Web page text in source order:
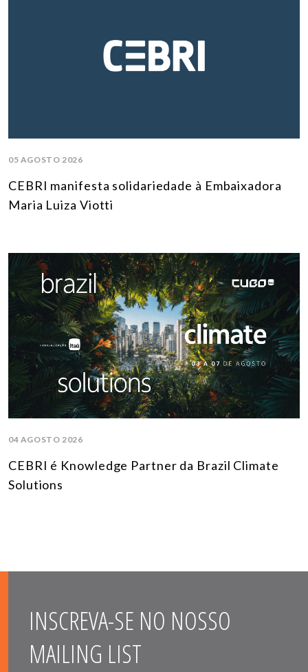
05 AGOSTO 2026
CEBRI manifesta solidariedade à Embaixadora
Maria Luiza Viotti
04 AGOSTO 2026
CEBRI é Knowledge Partner da Brazil Climate
Solutions
INSCREVA-SE NO NOSSO
MAILING LIST